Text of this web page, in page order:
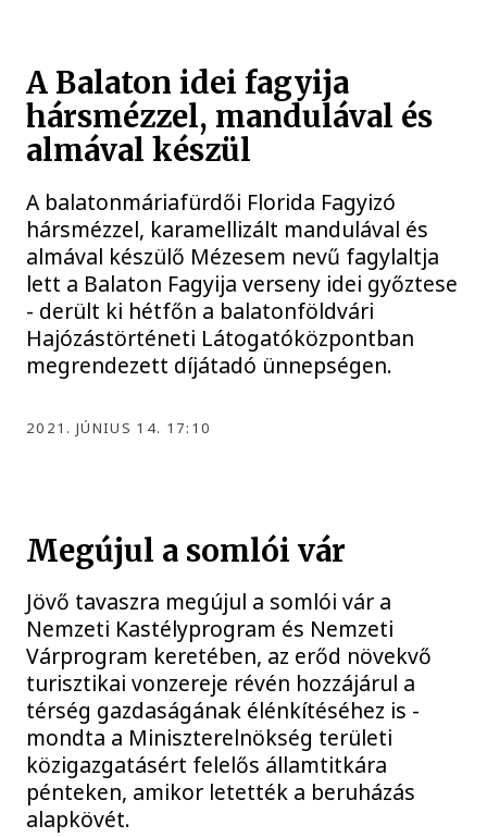
A Balaton idei fagyija
hársmézzel, mandulával és
almával készül
A balatonmáriafürdői Florida Fagyizó
hársmézzel, karamellizált mandulával és
almával készülő Mézesem nevű fagylaltja
lett a Balaton Fagyija verseny idei győztese
- derült ki hétfőn a balatonföldvári
Hajózástörténeti Látogatóközpontban
megrendezett díjátadó ünnepségen.
2021. JÚNIUS 14. 17:10
Megújul a somlói vár
Jövő tavaszra megújul a somlói vár a
Nemzeti Kastélyprogram és Nemzeti
Várprogram keretében, az erőd növekvő
turisztikai vonzereje révén hozzájárul a
térség gazdaságának élénkítéséhez is -
mondta a Miniszterelnökség területi
közigazgatásért felelős államtitkára
pénteken, amikor letették a beruházás
alapkövét.